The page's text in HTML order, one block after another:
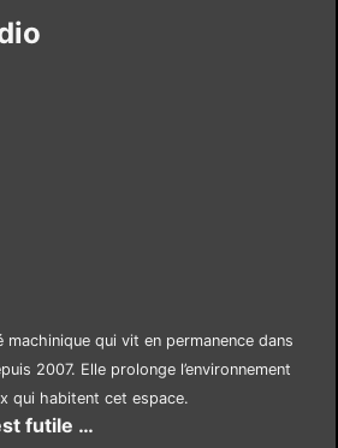
qui vit en permanence dans
2007. Elle prolonge l’environnement
qui habitent cet espace.
futile …